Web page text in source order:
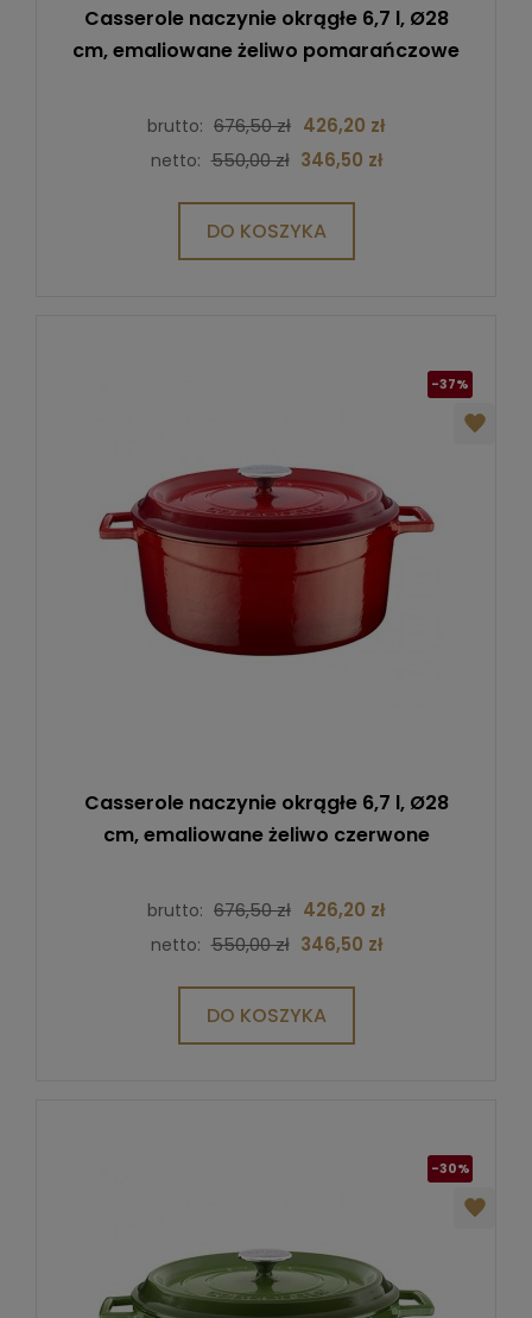
Casserole naczynie okrągłe 6,7 l, Ø28
cm, emaliowane żeliwo pomarańczowe
brutto: 676,50 zł 426,20 zł
netto: 550,00 zł 346,50 zł
DO KOSZYKA
-37%
Casserole naczynie okrągłe 6,7 l, Ø28
cm, emaliowane żeliwo czerwone
brutto: 676,50 zł 426,20 zł
netto: 550,00 zł 346,50 zł
DO KOSZYKA
-30%